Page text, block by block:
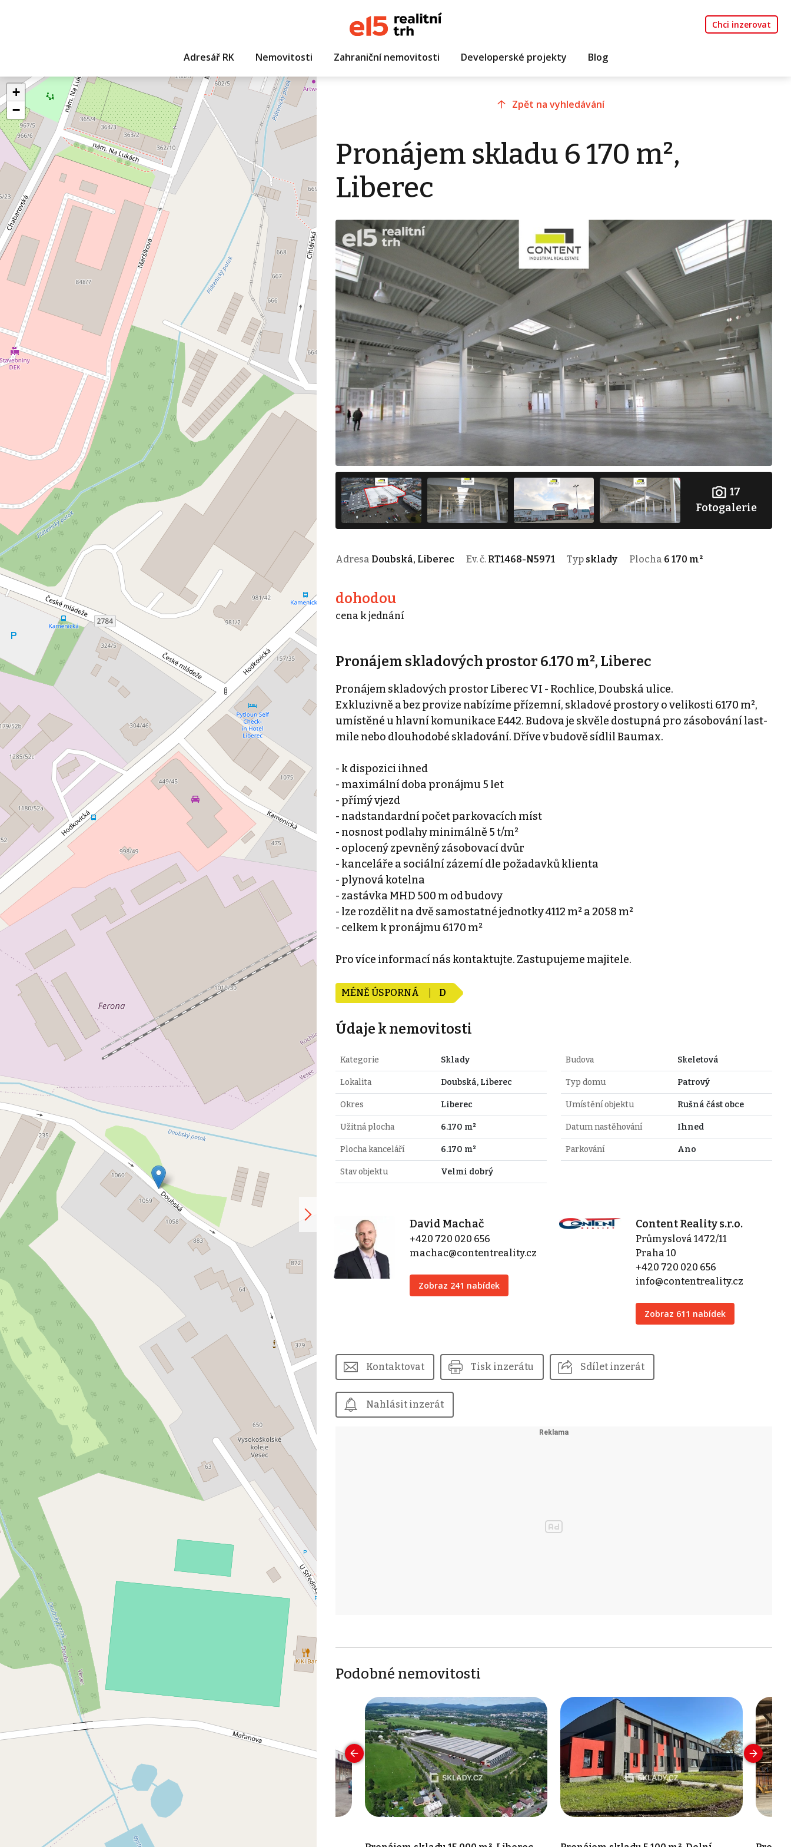
Chci inzerovat
Adresář RK Nemovitosti Zahraniční nemovitosti Developerské projekty Blog
+
−
Zpět na vyhledávání
Pronájem skladu 6 170 m²,
Liberec
17
Fotogalerie
Adresa Doubská, Liberec Ev. č. RT1468-N5971 Typ sklady Plocha 6 170 m²
dohodou
cena k jednání
Pronájem skladových prostor 6.170 m², Liberec
Pronájem skladových prostor Liberec VI - Rochlice, Doubská ulice.
Exkluzivně a bez provize nabízíme přízemní, skladové prostory o velikosti 6170 m²,
umístěné u hlavní komunikace E442. Budova je skvěle dostupná pro zásobování last-
mile nebo dlouhodobé skladování. Dříve v budově sídlil Baumax.
- k dispozici ihned
- maximální doba pronájmu 5 let
- přímý vjezd
- nadstandardní počet parkovacích míst
- nosnost podlahy minimálně 5 t/m²
- oplocený zpevněný zásobovací dvůr
- kanceláře a sociální zázemí dle požadavků klienta
- plynová kotelna
- zastávka MHD 500 m od budovy
- lze rozdělit na dvě samostatné jednotky 4112 m² a 2058 m²
- celkem k pronájmu 6170 m²
Pro více informací nás kontaktujte. Zastupujeme majitele.
MÉNĚ ÚSPORNÁ D
Údaje k nemovitosti
Kategorie Sklady
Lokalita Doubská, Liberec
Okres Liberec
Užitná plocha 6.170 m²
Plocha kanceláří 6.170 m²
Stav objektu Velmi dobrý
Budova Skeletová
Typ domu Patrový
Umístění objektu Rušná část obce
Datum nastěhování Ihned
Parkování Ano
David Machač
+420 720 020 656
machac@contentreality.cz
Zobraz 241 nabídek
Content Reality s.r.o.
Průmyslová 1472/11
Praha 10
+420 720 020 656
info@contentreality.cz
Zobraz 611 nabídek
Kontaktovat Tisk inzerátu Sdílet inzerát
Nahlásit inzerát
Podobné nemovitosti